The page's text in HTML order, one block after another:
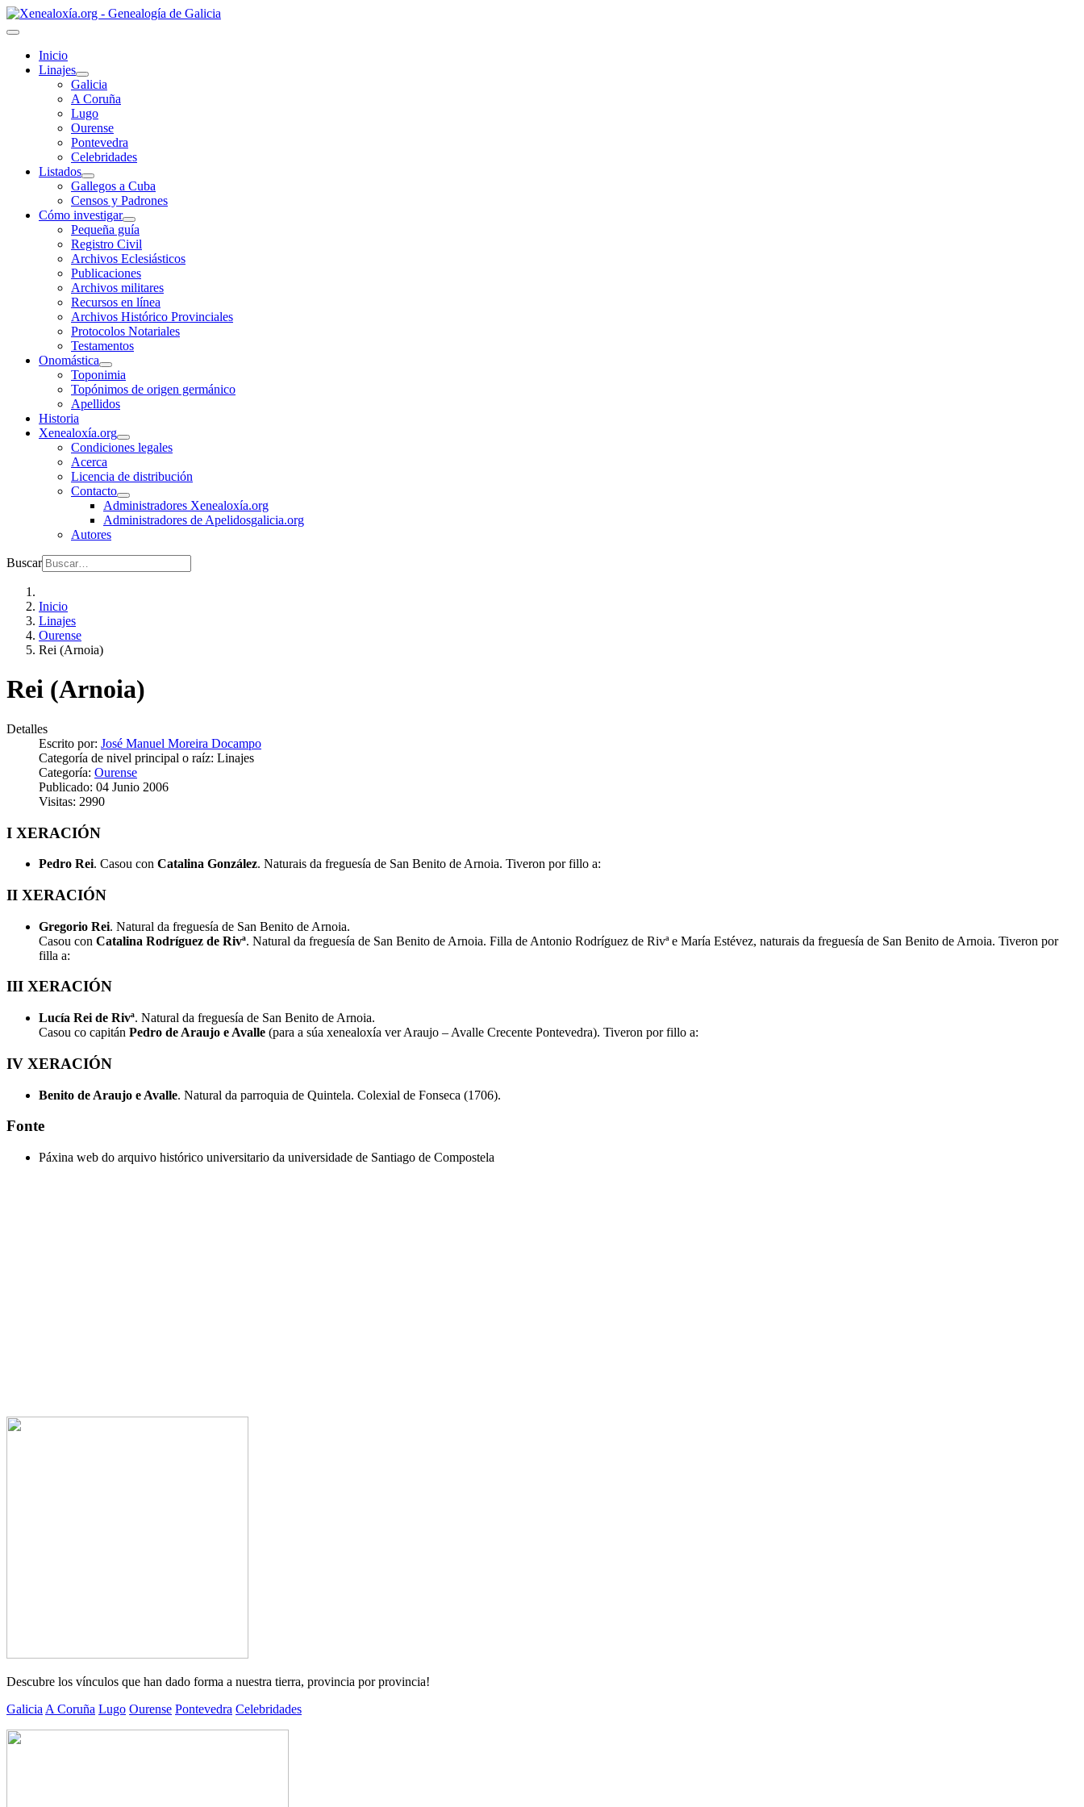
Inicio
Linajes
Galicia
A Coruña
Lugo
Ourense
Pontevedra
Celebridades
Listados
Gallegos a Cuba
Censos y Padrones
Cómo investigar
Pequeña guía
Registro Civil
Archivos Eclesiásticos
Publicaciones
Archivos militares
Recursos en línea
Archivos Histórico Provinciales
Protocolos Notariales
Testamentos
Onomástica
Toponimia
Topónimos de origen germánico
Apellidos
Historia
Xenealoxía.org
Condiciones legales
Acerca
Licencia de distribución
Contacto
Administradores Xenealoxía.org
Administradores de Apelidosgalicia.org
Autores
Buscar
Inicio
Linajes
Ourense
Rei (Arnoia)
Rei (Arnoia)
Detalles
Escrito por: José Manuel Moreira Docampo
Categoría de nivel principal o raíz: Linajes
Categoría: Ourense
Publicado: 04 Junio 2006
Visitas: 2990
I XERACIÓN
Pedro Rei. Casou con Catalina González. Naturais da freguesía de San Benito de Arnoia. Tiveron por fillo a:
II XERACIÓN
Gregorio Rei. Natural da freguesía de San Benito de Arnoia.
Casou con Catalina Rodríguez de Rivª. Natural da freguesía de San Benito de Arnoia. Filla de Antonio Rodríguez de Rivª e María Estévez, naturais da freguesía de San Benito de Arnoia. Tiveron por
filla a:
III XERACIÓN
Lucía Rei de Rivª. Natural da freguesía de San Benito de Arnoia.
Casou co capitán Pedro de Araujo e Avalle (para a súa xenealoxía ver Araujo – Avalle Crecente Pontevedra). Tiveron por fillo a:
IV XERACIÓN
Benito de Araujo e Avalle. Natural da parroquia de Quintela. Colexial de Fonseca (1706).
Fonte
Páxina web do arquivo histórico universitario da universidade de Santiago de Compostela
Descubre los vínculos que han dado forma a nuestra tierra, provincia por provincia!
Galicia A Coruña Lugo Ourense Pontevedra Celebridades